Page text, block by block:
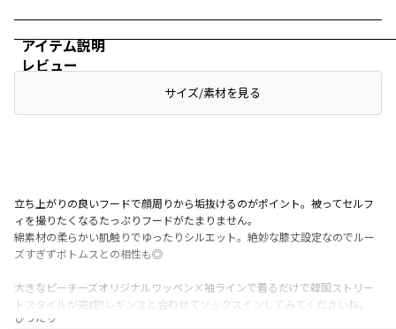
レビュー
ぴったり
アイテム説明
サイズ/素材を見る
立ち上がりの良いフードで顔周りから垢抜けるのがポイント。被ってセルフ
ィを撮りたくなるたっぷりフードがたまりません。
綿素材の柔らかい肌触りでゆったりシルエット。絶妙な膝丈設定なのでルー
ズすぎずボトムスとの相性も◎
大きなピーチーズオリジナルワッペン×袖ラインで着るだけで韓国ストリー
トスタイルが完成!!レギンスと合わせてソックスインしてみてくださいね。